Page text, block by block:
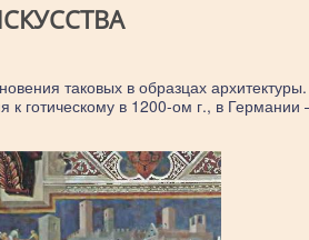
таковых в образцах архитектуры.
готическому в 1200-ом г., в Германии